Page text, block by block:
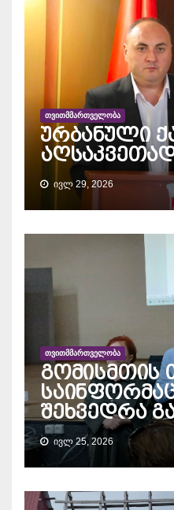
ᲗᲕᲘᲗᲛᲛᲐᲠᲗᲕᲔᲚᲝᲑᲐ
ურბანული
ᲘᲕᲚ 29, 2026
ᲗᲕᲘᲗᲛᲛᲐᲠᲗᲕᲔᲚᲝᲑᲐ
გომისმთის
შეხვედრა
ᲘᲕᲚ 25, 2026